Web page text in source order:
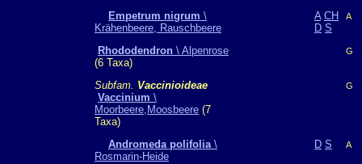
Empetrum nigrum \
Krähenbeere, Rauschbeere
A CH
D S
A
Rhododendron \ Alpenrose
(6 Taxa)
G
Subfam. Vaccinioideae
Vaccinium \
Moorbeere,Moosbeere (7
Taxa)
G
Andromeda polifolia\
Rosmarin-Heide
D S A